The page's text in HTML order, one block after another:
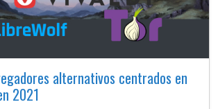
alternativos centrados en
2021